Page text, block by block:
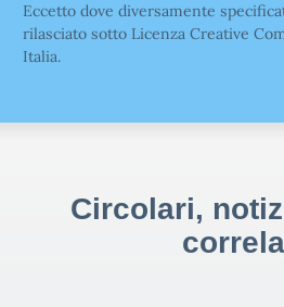
Eccetto dove diversamente
rilasciato sotto Licenza Creative
Italia.
Circolari,